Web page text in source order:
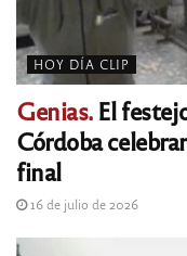
HOY DÍA CLIP
Genias.El
Córdoba
final
16 de julio de 2026